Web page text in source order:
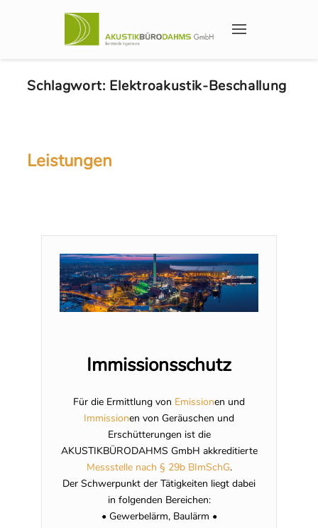
Schlagwort: Elektroakustik-Beschallung
Leistungen
Immissionsschutz
Für die Ermittlung von Emissionen und
Immissionen von Geräuschen und
Erschütterungen ist die
AKUSTIKBÜRODAHMS GmbH akkreditierte
Messstelle nach § 29b BImSchG.
Der Schwerpunkt der Tätigkeiten liegt dabei
in folgenden Bereichen:
• Gewerbelärm, Baulärm •